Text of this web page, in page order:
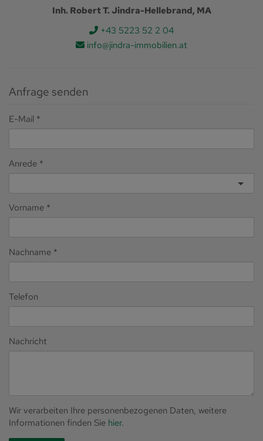
Inh. Robert T. Jindra-Hellebrand, MA
+43 5223 52 2 04
info@jindra-immobilien.at
Anfrage senden
E-Mail
Anrede
Vorname
Nachname
Telefon
Nachricht
Wir verarbeiten Ihre personenbezogenen Daten, weitere
Informationen finden Sie hier.